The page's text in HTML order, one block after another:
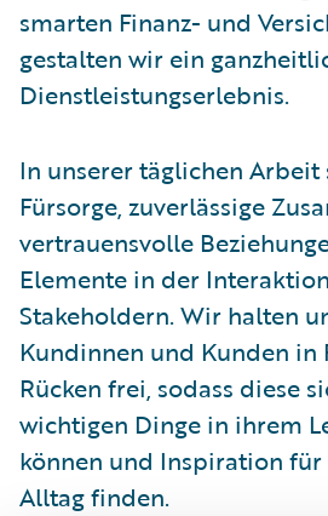
smarten Finanz- und
gestalten wir ein
Dienstleistungserlebnis.
In unserer täglichen
Fürsorge, zuverlässige
vertrauensvolle
Elemente in der
Stakeholdern. Wir halten
Kundinnen und Kunden in
Rücken frei, sodass diese
wichtigen Dinge in ihrem
können und Inspiration
Alltag finden.